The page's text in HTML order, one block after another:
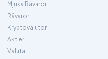
Mjuka Råvaror
Råvaror
Kryptovalutor
Aktier
Valuta